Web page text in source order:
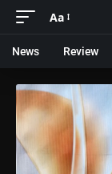
Aa
News Review